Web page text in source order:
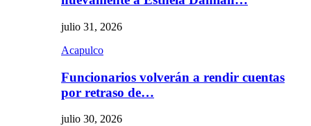
julio 31, 2026
Acapulco
Funcionarios volverán a rendir cuentas
por retraso de…
julio 30, 2026